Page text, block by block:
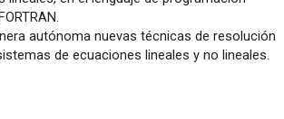
autónoma nuevas técnicas de resolución
de ecuaciones lineales y no lineales.